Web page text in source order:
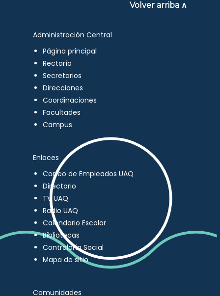
Volver arriba ∧
Administración Central
Página principal
Rectoría
Secretarios
Direcciones
Coordinaciones
Facultades
Campus
Enlaces
Correo de Empleados UAQ
Directorio
TV UAQ
Radio UAQ
Calendario Escolar
Bibliotecas
Contraloría Social
Mapa de sitio
Comunidades